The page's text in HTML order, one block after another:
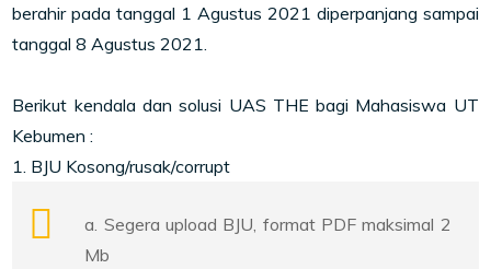
berahir pada tanggal 1 Agustus 2021 diperpanjang sampai
tanggal 8 Agustus 2021.
Berikut kendala dan solusi UAS THE bagi Mahasiswa UT
Kebumen :
1. BJU Kosong/rusak/corrupt
a. Segera upload BJU, format PDF maksimal 2
Mb